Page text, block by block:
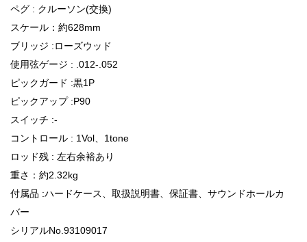
ペグ : クルーソン(交換)
スケール：約628mm
ブリッジ :ローズウッド
使用弦ゲージ : .012-.052
ピックガード :黒1P
ピックアップ :P90
スイッチ :-
コントロール : 1Vol、1tone
ロッド残 : 左右余裕あり
重さ：約2.32kg
付属品 :ハードケース、取扱説明書、保証書、サウンドホールカ
バー
シリアルNo.93109017